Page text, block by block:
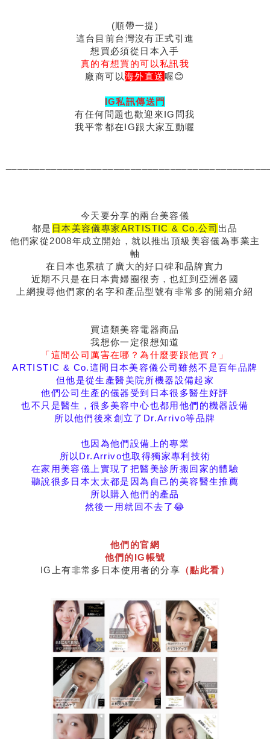
(順帶一提)
這台目前台灣沒有正式引進
想買必須從日本入手
真的有想買的可以私訊我
廠商可以海外直送喔😊
IG私訊傳送門
有任何問題也歡迎來IG問我
我平常都在IG跟大家互動喔
今天要分享的兩台美容儀
都是 日本美容儀專家ARTISTIC & Co.公司 出品
他們家從2008年成立開始，就以推出頂級美容儀為事業主
軸
在日本也累積了廣大的好口碑和品牌實力
近期不只是在日本貴婦圈很夯，也紅到亞洲各國
上網搜尋他們家的名字和產品型號有非常多的開箱介紹
買這類美容電器商品
我想你一定很想知道
「這間公司厲害在哪？為什麼要跟他買？」
ARTISTIC & Co.這間日本美容儀公司雖然不是百年品牌
但他是從生產醫美院所機器設備起家
他們公司生產的儀器受到日本很多醫生好評
也不只是醫生，很多美容中心也都用他們的機器設備
所以他們後來創立了Dr.Arrivo等品牌
也因為他們設備上的專業
所以Dr.Arrivo也取得獨家專利技術
在家用美容儀上實現了把醫美診所搬回家的體驗
聽說很多日本太太都是因為自己的美容醫生推薦
所以購入他們的產品
然後一用就回不去了😂
他們的官網
他們的IG帳號
IG上有非常多日本使用者的分享 （點此看）